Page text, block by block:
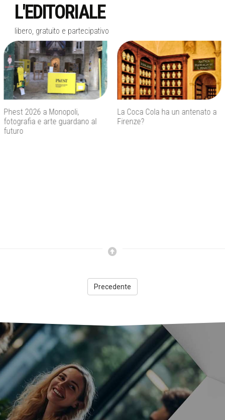
L'EDITORIALE
libero, gratuito e partecipativo
La Coca Cola ha un antenato a
Firenze?
Agenti IA e sicurezza, quando
l’autonomia diventa un rischio
Precedente